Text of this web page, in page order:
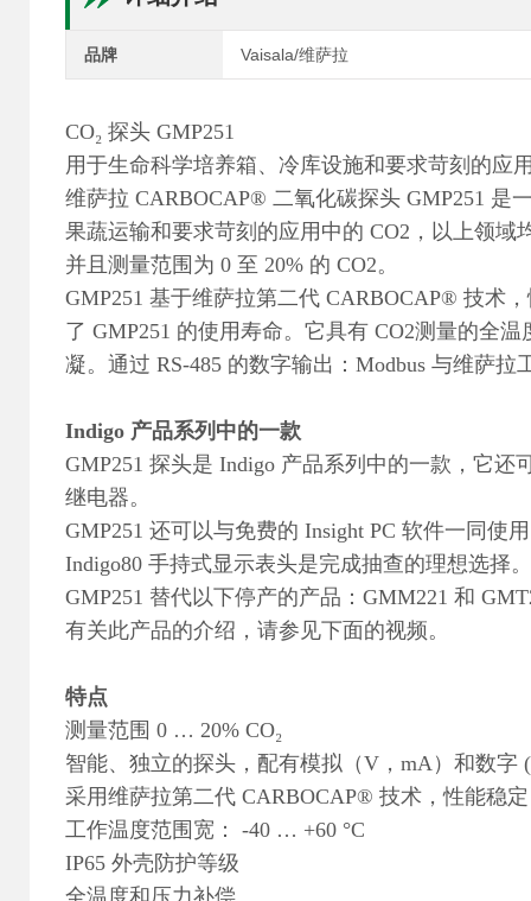
品牌 Vaisala/维萨拉
CO₂ 探头 GMP251
用于生命科学培养箱、冷库设施和要求苛刻的应
维萨拉 CARBOCAP® 二氧化碳探头 GMP251 是
果蔬运输和要求苛刻的应用中的 CO2，以上领域
并且测量范围为 0 至 20% 的 CO2。
GMP251 基于维萨拉第二代 CARBOCAP® 技术
了 GMP251 的使用寿命。它具有 CO2测量的全
凝。通过 RS-485 的数字输出：Modbus 与维萨
Indigo 产品系列中的一款
GMP251 探头是 Indigo 产品系列中的一款，它还
继电器。
GMP251 还可以与免费的 Insight PC 软件一同使
Indigo80 手持式显示表头是完成抽查的理想选择。
GMP251 替代以下停产的产品：GMM221 和
有关此产品的介绍，请参见下面的视频。
特点
测量范围 0 … 20% CO₂
智能、独立的探头，配有模拟（V，mA）和数字
采用维萨拉第二代 CARBOCAP® 技术，性能稳定
工作温度范围宽： -40 … +60 °C
IP65 外壳防护等级
全温度和压力补偿